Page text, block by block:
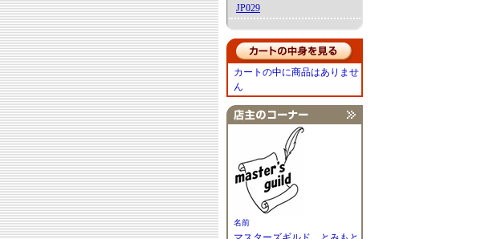
JP029
カートの中に商品はありませ
ん
名前